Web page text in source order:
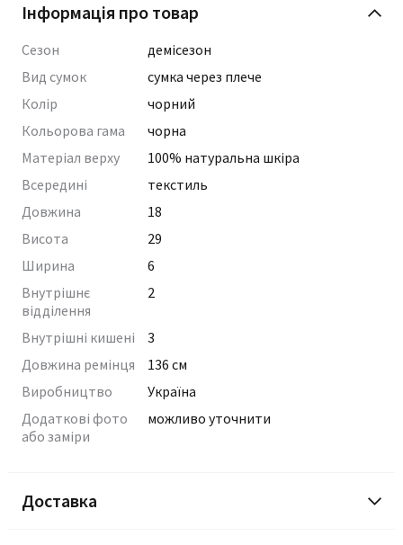
Інформація про товар
Сезон
демісезон
Вид сумок
сумка через плече
Колір
чорний
Кольорова гама
чорна
Матеріал верху
100% натуральна шкіра
Всередині
текстиль
Довжина
18
Висота
29
Ширина
6
Внутрішнє
відділення
2
Внутрішні кишені
3
Довжина ремінця
136 см
Виробництво
Україна
Додаткові фото
або заміри
можливо уточнити
Доставка